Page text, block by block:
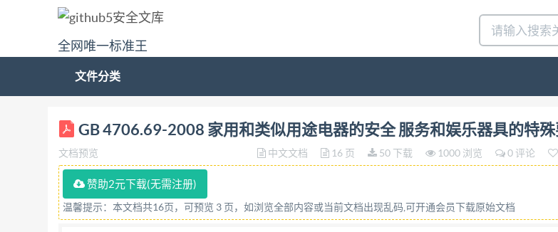
全网唯一标准王
文件分类
ICS 97.200. 40 Y 69 中华人民共和国国家标准 GB4706.69—2008/IEC60335-2-82:2005
器具的特殊要求 Household and similar electrical appliancesSafety- Particular
2-82:2005,IDT) 2008-12-15发布 2010-01-01实施 中华人民共和国国家质量监督检验检
2008/1EC60335-2-82:2005 目 次 前言 IEC前言 1 范围 规范性引用文件 2 3 定义 一般要求
电动器具的启动 输人功率和电流 10 11 发热· 12 空章 13 工作温度下的泄漏电流和电气强
和相关电路的过载保护. 18 耐久性· 19 非正常工作 20 稳定性和机械危险· 21 机械强度 22
GB 4706.69-2008 家用和类似用途电器的安全 服务和娱乐器具的特
文档预览 中文文档 16 页 50 下载 1000 浏览 0 评论
赞助2元下载(无需注册)
温馨提示：本文档共16页，可预览 3 页，如浏览全部内容或当前文档出现乱码,可开通会员下载原始文档